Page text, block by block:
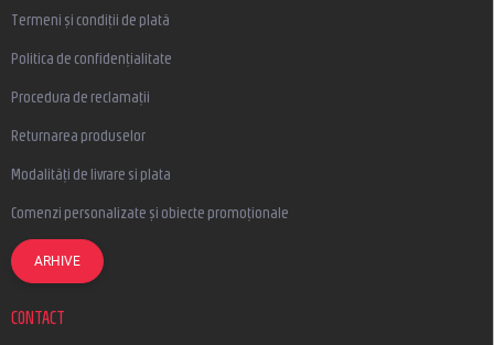
Termeni și condiții de plată
Politica de confidențialitate
Procedura de reclamații
Returnarea produselor
Modalități de livrare si plata
Comenzi personalizate și obiecte promoționale
ARHIVE
CONTACT